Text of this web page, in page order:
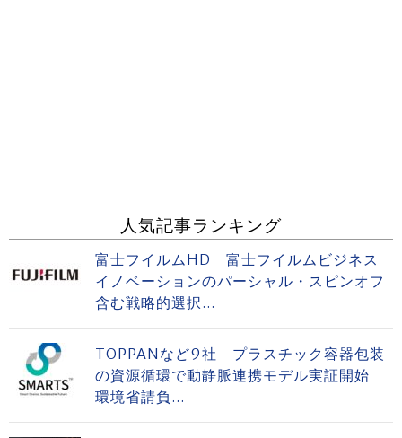
人気記事ランキング
富士フイルムHD 富士フイルムビジネス
イノベーションのパーシャル・スピンオフ
含む戦略的選択...
TOPPANなど9社 プラスチック容器包装
の資源循環で動静脈連携モデル実証開始
環境省請負...